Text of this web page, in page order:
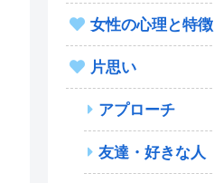
女性の心理と特徴
片思い
アプローチ
友達・好きな人